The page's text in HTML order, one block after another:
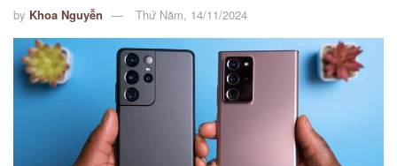
by Khoa Nguyễn Thứ Năm, 14/11/2024